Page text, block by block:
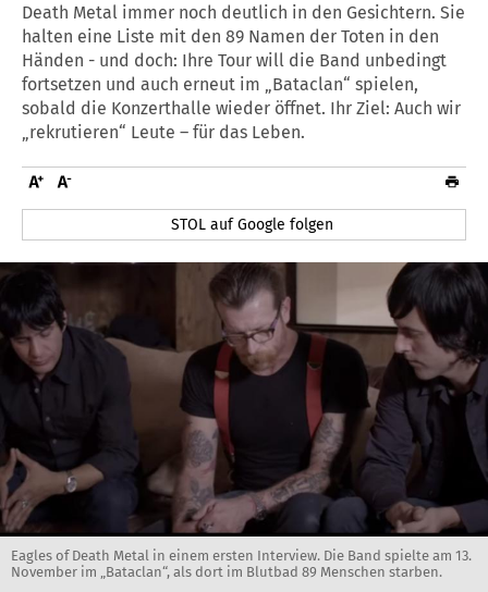
Death Metal immer noch deutlich in den Gesichtern. Sie
halten eine Liste mit den 89 Namen der Toten in den
Händen - und doch: Ihre Tour will die Band unbedingt
fortsetzen und auch erneut im „Bataclan“ spielen,
sobald die Konzerthalle wieder öffnet. Ihr Ziel: Auch wir
„rekrutieren“ Leute – für das Leben.
STOL auf Google folgen
Eagles of Death Metal in einem ersten Interview. Die Band spielte am 13.
November im „Bataclan“, als dort im Blutbad 89 Menschen starben.